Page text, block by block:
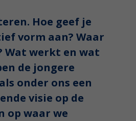
Hoe geef je
vorm aan? Waar
Wat werkt en wat
de jongere
onder ons een
visie op de
op waar we